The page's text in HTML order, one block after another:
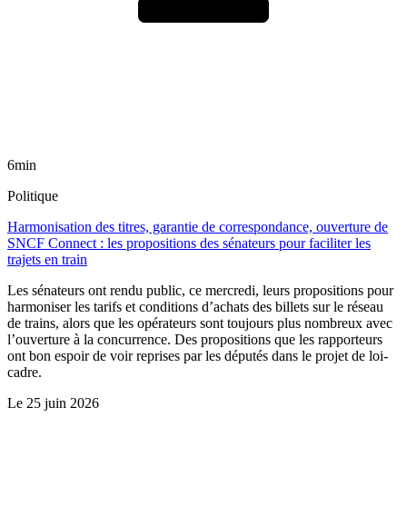
6min
Politique
Harmonisation des titres, garantie de correspondance, ouverture de
SNCF Connect : les propositions des sénateurs pour faciliter les
trajets en train
Les sénateurs ont rendu public, ce mercredi, leurs propositions pour
harmoniser les tarifs et conditions d’achats des billets sur le réseau
de trains, alors que les opérateurs sont toujours plus nombreux avec
l’ouverture à la concurrence. Des propositions que les rapporteurs
ont bon espoir de voir reprises par les députés dans le projet de loi-
cadre.
Le 25 juin 2026